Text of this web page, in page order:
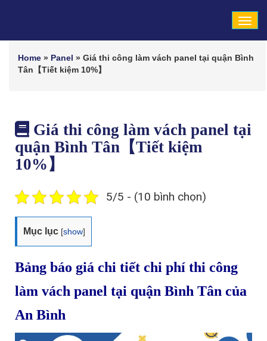
Home » Panel » Giá thi công làm vách panel tại quận Bình
Tân【Tiết kiệm 10%】
Giá thi công làm vách panel tại
quận Bình Tân【Tiết kiệm
10%】
5/5 - (10 bình chọn)
Mục lục [show]
Bảng báo giá chi tiết chi phí thi công
làm vách panel tại quận Bình Tân của
An Bình